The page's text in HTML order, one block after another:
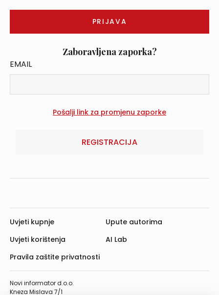
Zaboravljena zaporka?
EMAIL
REGISTRACIJA
Novi informator d.o.o.
Kneza Mislava 7/1
Uvjeti kupnje
Uvjeti korištenja
Pravila zaštite privatnosti
Upute autorima
AI Lab